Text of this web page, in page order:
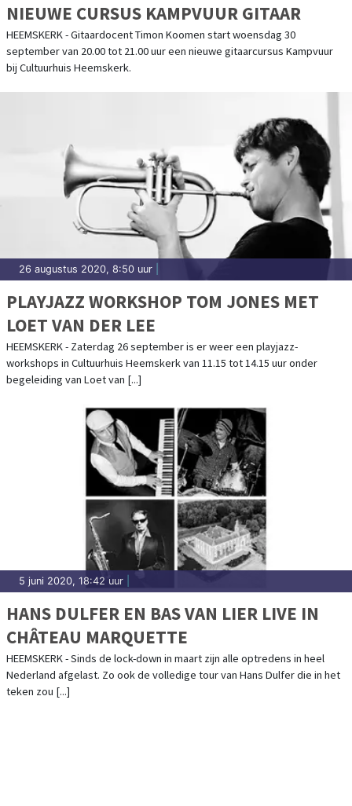
NIEUWE CURSUS KAMPVUUR GITAAR
HEEMSKERK - Gitaardocent Timon Koomen start woensdag 30
september van 20.00 tot 21.00 uur een nieuwe gitaarcursus Kampvuur
bij Cultuurhuis Heemskerk.
26 augustus 2020, 8:50 uur
PLAYJAZZ WORKSHOP TOM JONES MET
LOET VAN DER LEE
HEEMSKERK - Zaterdag 26 september is er weer een playjazz-
workshops in Cultuurhuis Heemskerk van 11.15 tot 14.15 uur onder
begeleiding van Loet van [...]
5 juni 2020, 18:42 uur
HANS DULFER EN BAS VAN LIER LIVE IN
CHÂTEAU MARQUETTE
HEEMSKERK - Sinds de lock-down in maart zijn alle optredens in heel
Nederland afgelast. Zo ook de volledige tour van Hans Dulfer die in het
teken zou [...]